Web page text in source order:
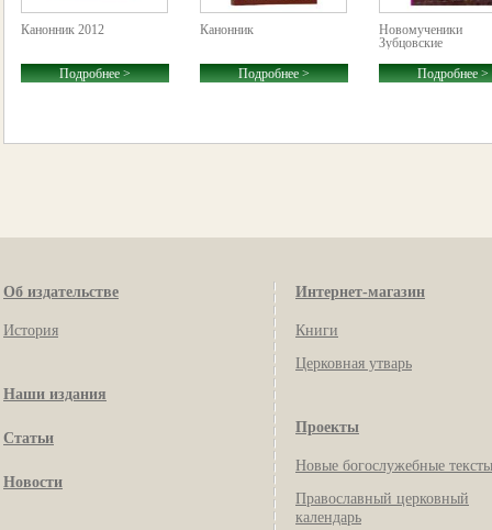
Канонник 2012
Подробнее >
Канонник
Подробнее >
Новомученики
Зубцовские
Подробнее >
Об издательстве
История
Наши издания
Статьи
Новости
Интернет-магазин
Книги
Церковная утварь
Проекты
Новые богослужебные тексты
Православный церковный
календарь